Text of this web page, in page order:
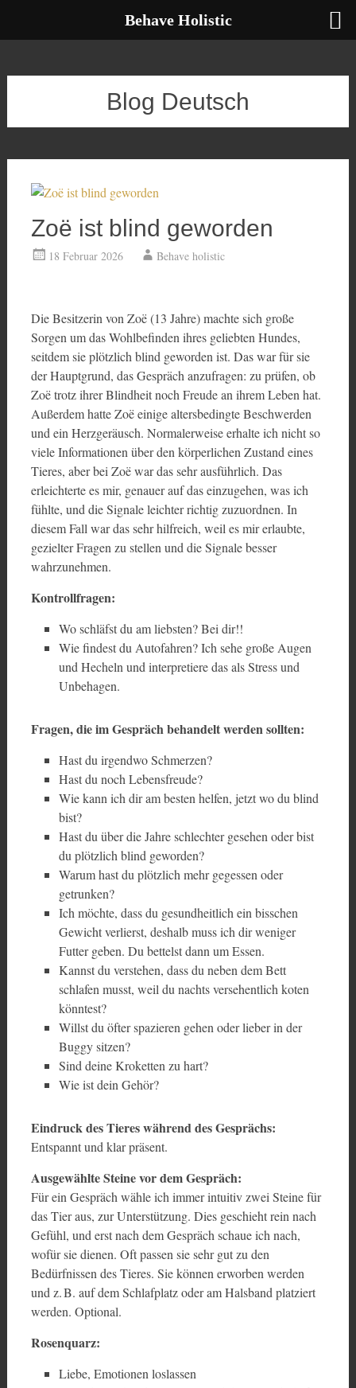
Blog Deutsch
Zoë ist blind geworden
18 Februar 2026 Behave holistic
Die Besitzerin von Zoë (13 Jahre) machte sich große
Sorgen um das Wohlbefinden ihres geliebten Hundes,
seitdem sie plötzlich blind geworden ist. Das war für sie
der Hauptgrund, das Gespräch anzufragen: zu prüfen, ob
Zoë trotz ihrer Blindheit noch Freude an ihrem Leben hat.
Außerdem hatte Zoë einige altersbedingte Beschwerden
und ein Herzgeräusch. Normalerweise erhalte ich nicht so
viele Informationen über den körperlichen Zustand eines
Tieres, aber bei Zoë war das sehr ausführlich. Das
erleichterte es mir, genauer auf das einzugehen, was ich
fühlte, und die Signale leichter richtig zuzuordnen. In
diesem Fall war das sehr hilfreich, weil es mir erlaubte,
gezielter Fragen zu stellen und die Signale besser
wahrzunehmen.
Kontrollfragen:
Wo schläfst du am liebsten? Bei dir!!
Wie findest du Autofahren? Ich sehe große Augen
und Hecheln und interpretiere das als Stress und
Unbehagen.
Fragen, die im Gespräch behandelt werden sollten:
Hast du irgendwo Schmerzen?
Hast du noch Lebensfreude?
Wie kann ich dir am besten helfen, jetzt wo du blind
bist?
Hast du über die Jahre schlechter gesehen oder bist
du plötzlich blind geworden?
Warum hast du plötzlich mehr gegessen oder
getrunken?
Ich möchte, dass du gesundheitlich ein bisschen
Gewicht verlierst, deshalb muss ich dir weniger
Futter geben. Du bettelst dann um Essen.
Kannst du verstehen, dass du neben dem Bett
schlafen musst, weil du nachts versehentlich koten
könntest?
Willst du öfter spazieren gehen oder lieber in der
Buggy sitzen?
Sind deine Kroketten zu hart?
Wie ist dein Gehör?
Eindruck des Tieres während des Gesprächs:
Entspannt und klar präsent.
Ausgewählte Steine vor dem Gespräch:
Für ein Gespräch wähle ich immer intuitiv zwei Steine für
das Tier aus, zur Unterstützung. Dies geschieht rein nach
Gefühl, und erst nach dem Gespräch schaue ich nach,
wofür sie dienen. Oft passen sie sehr gut zu den
Bedürfnissen des Tieres. Sie können erworben werden
und z. B. auf dem Schlafplatz oder am Halsband platziert
werden. Optional.
Rosenquarz:
Liebe, Emotionen loslassen
Behave Holistic